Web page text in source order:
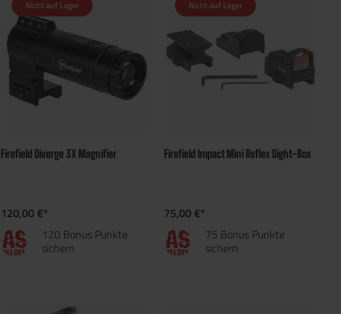
Nicht auf Lager
Firefield Diverge 3X Magnifier
120,00 €*
120 Bonus Punkte
sichern
Nicht auf Lager
Firefield Impact Mini Reflex Sight-Box
75,00 €*
75 Bonus Punkte
sichern